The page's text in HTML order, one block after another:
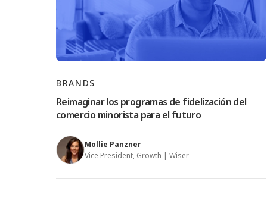
BRANDS
Reimaginar los programas de fidelización del
comercio minorista para el futuro
Mollie Panzner
Vice President, Growth | Wiser